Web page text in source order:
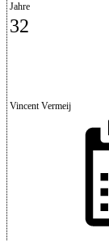
Jahre
32
Vincent Vermeij